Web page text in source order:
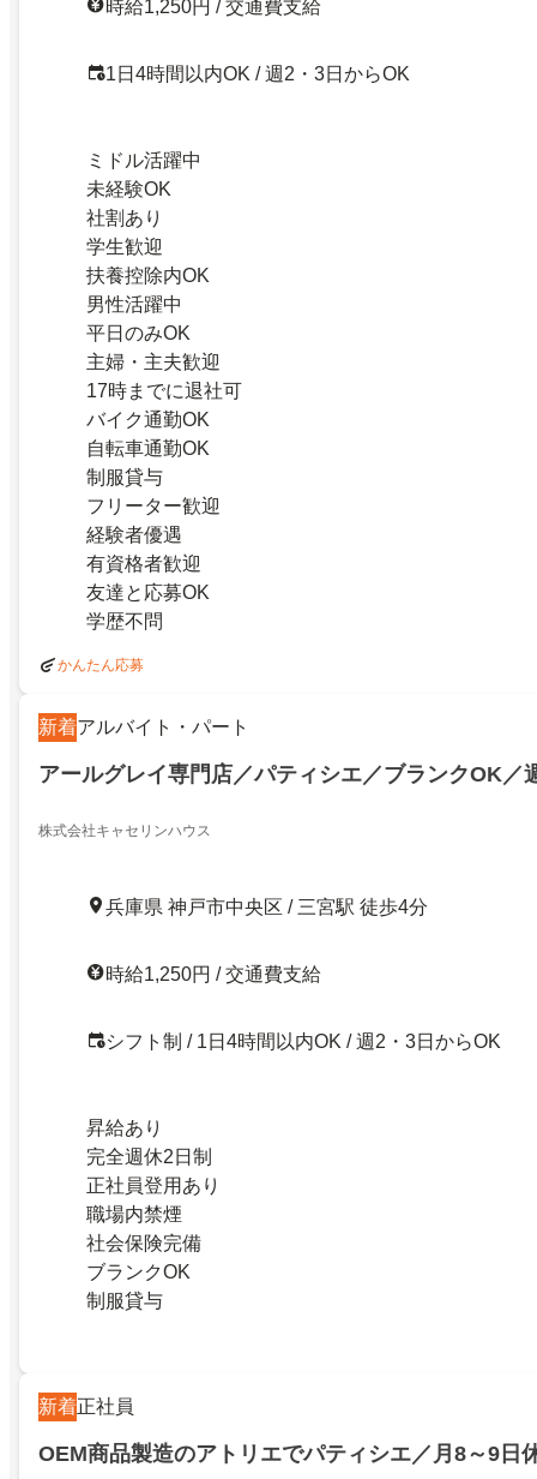
時給1,250円 / 交通費支給
1日4時間以内OK / 週2・3日からOK
ミドル活躍中
未経験OK
社割あり
学生歓迎
扶養控除内OK
男性活躍中
平日のみOK
主婦・主夫歓迎
17時までに退社可
バイク通勤OK
自転車通勤OK
制服貸与
フリーター歓迎
経験者優遇
有資格者歓迎
友達と応募OK
学歴不問
かんたん応募
新着アルバイト・パート
アールグレイ専門店／パティシエ／ブランクOK／
株式会社キャセリンハウス
兵庫県 神戸市中央区 / 三宮駅 徒歩4分
時給1,250円 / 交通費支給
シフト制 / 1日4時間以内OK / 週2・3日からOK
昇給あり
完全週休2日制
正社員登用あり
職場内禁煙
社会保険完備
ブランクOK
制服貸与
新着正社員
OEM商品製造のアトリエでパティシエ／月8～9日